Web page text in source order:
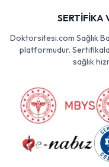
SERTİFİKA
Doktorsitesi.com Sağlık
platformudur.
sağlık